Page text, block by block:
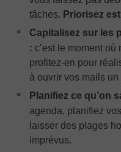
tâches. Priorisez
Capitalisez sur les
: c’est le moment où
profitez-en pour
à ouvrir vos mails
Planifiez ce qu’on
agenda, planifiez
laisser des plages
imprévus.